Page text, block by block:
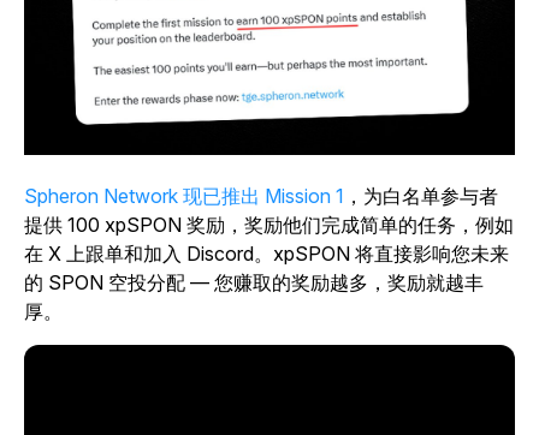
Spheron Network 现已推出 Mission 1 ，为白名单参与者
提供 100 xpSPON 奖励，奖励他们完成简单的任务，例如
在 X 上跟单和加入 Discord。xpSPON 将直接影响您未来
的 SPON 空投分配 — 您赚取的奖励越多，奖励就越丰
厚。